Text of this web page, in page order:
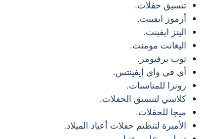
تنسيق حفلات.
أزموز ايفينت.
الينز ايفينت.
اليغانت مومنت.
توب برفيومر.
أي في واي إيفينتس.
رونزا للمناسبات.
كلاسي لتنسيق الحفلات.
ميجا للحفلات.
الأميرة لتنظيم حفلات أعياد الميلاد.